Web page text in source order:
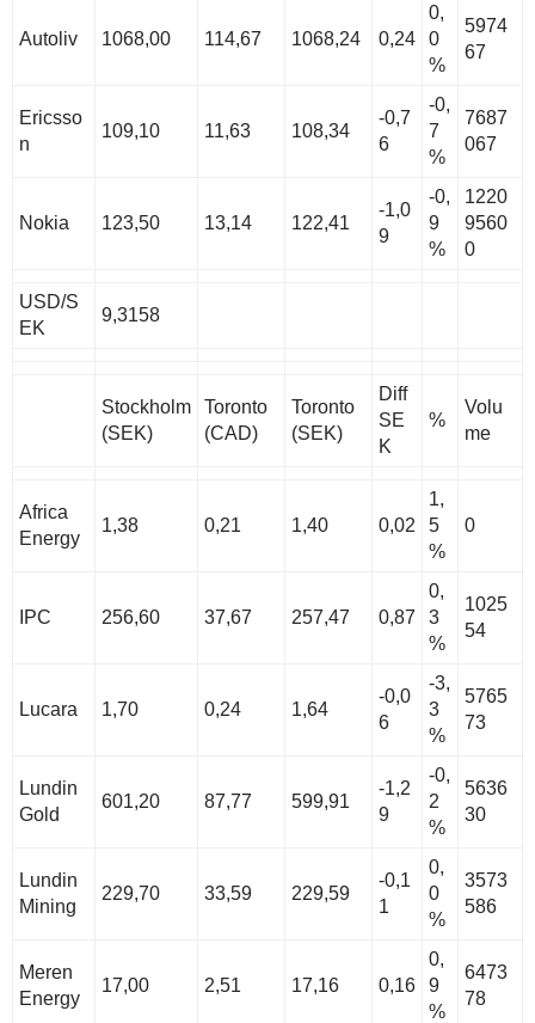
Autoliv 1068,00 114,67 1068,24 0,24
0,
0
%
5974
67
Ericsso
n
109,10 11,63 108,34
-0,7
6
-0,
7
%
7687
067
Nokia 123,50 13,14 122,41
-1,0
9
-0,
9
%
1220
9560
0
USD/S
EK
9,3158
Stockholm
(SEK)
Toronto
(CAD)
Toronto
(SEK)
Diff
SE
K
%
Volu
me
Africa
Energy
1,38 0,21 1,40 0,02
1,
5
%
0
IPC 256,60 37,67 257,47 0,87
0,
3
%
1025
54
Lucara 1,70 0,24 1,64
-0,0
6
-3,
3
%
5765
73
Lundin
Gold
601,20 87,77 599,91
-1,2
9
-0,
2
%
5636
30
Lundin
Mining
229,70 33,59 229,59
-0,1
1
0,
0
%
3573
586
Meren
Energy
17,00 2,51 17,16 0,16
0,
9
%
6473
78